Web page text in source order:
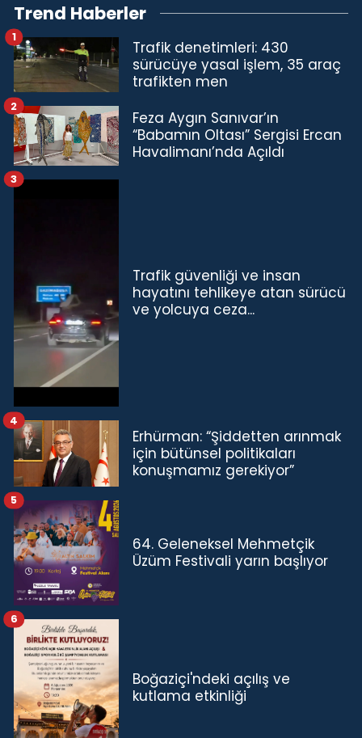
Trend Haberler
Trafik denetimleri: 430
sürücüye yasal işlem, 35 araç
trafikten men
1
Feza Aygın Sanıvar’ın
“Babamın Oltası” Sergisi Ercan
Havalimanı’nda Açıldı
2
Trafik güvenliği ve insan
hayatını tehlikeye atan sürücü
ve yolcuya ceza...
3
Erhürman: “Şiddetten arınmak
için bütünsel politikaları
konuşmamız gerekiyor”
4
64. Geleneksel Mehmetçik
Üzüm Festivali yarın başlıyor
5
Boğaziçi'ndeki açılış ve
kutlama etkinliği
6